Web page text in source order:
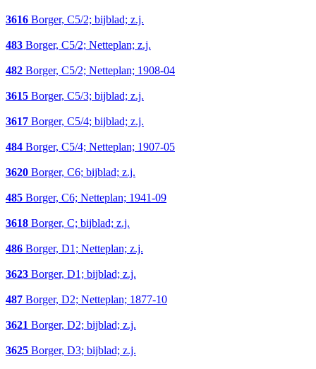
3616 Borger, C5/2; bijblad; z.j.
483 Borger, C5/2; Netteplan; z.j.
482 Borger, C5/2; Netteplan; 1908-04
3615 Borger, C5/3; bijblad; z.j.
3617 Borger, C5/4; bijblad; z.j.
484 Borger, C5/4; Netteplan; 1907-05
3620 Borger, C6; bijblad; z.j.
485 Borger, C6; Netteplan; 1941-09
3618 Borger, C; bijblad; z.j.
486 Borger, D1; Netteplan; z.j.
3623 Borger, D1; bijblad; z.j.
487 Borger, D2; Netteplan; 1877-10
3621 Borger, D2; bijblad; z.j.
3625 Borger, D3; bijblad; z.j.